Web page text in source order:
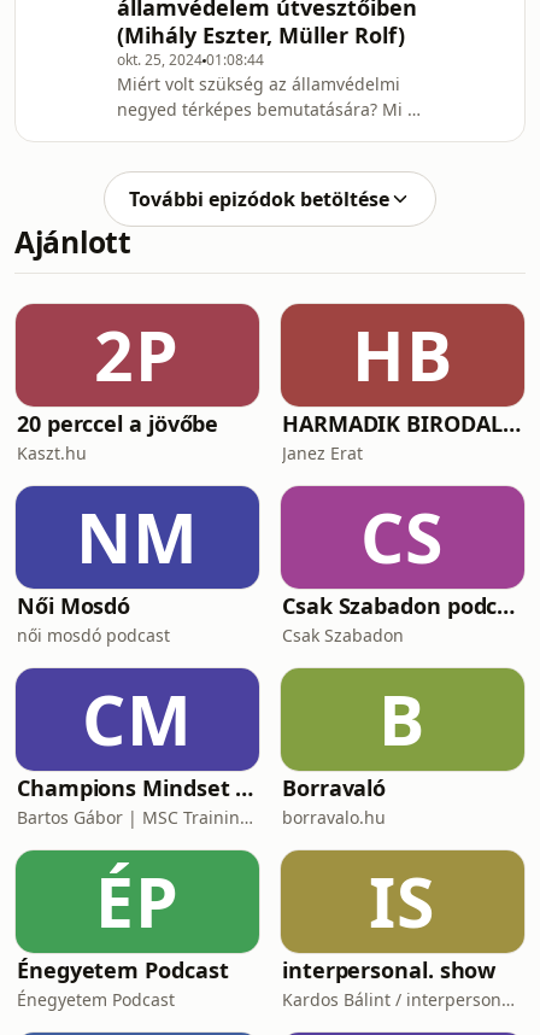
állambiztonság máig kevéssé ismert
manipulációiról Liszkai László
újságíróval és Orbán-Schwarzkopf
Balázzsal, az Állambiztonsági
Szolgálatok Történeti Levéltára
államvédelem útvesztőiben
(Mihály Eszter, Müller Rolf)
okt. 25, 202401:08:44
Miért volt szükség az államvédelmi
negyed térképes bemutatására? Mi a
biorobotok? Az Állambiztonsági
Szolgálatok Történeti Levéltára (ÁBTL)
nemrég indult tájékoztató
ismeretterjesztő honlapja, a Topotéma
Nemzeti Múzeum Közgyűjteményi
Központ Országos Széchényi Könyvtár
Digitális Bölcsészeti Központ (MN
További epizódok betöltése
Ajánlott
2P
20 perccel a jövőbe
Kaszt.hu
HB
HARMADIK BIRODALOM – a nemzetiszocializmus története
Janez Erat
NM
Női Mosdó
női mosdó podcast
CS
Csak Szabadon podcast
Csak Szabadon
CM
Champions Mindset Podcast
Bartos Gábor | MSC Training Group
B
Borravaló
borravalo.hu
ÉP
Énegyetem Podcast
Énegyetem Podcast
IS
interpersonal. show
Kardos Bálint / interpersonal.host